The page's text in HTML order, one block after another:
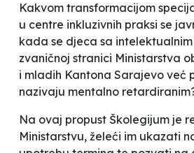
Kakvom transformacijom
u centre inkluzivnih praksi se
kada se djeca sa
zvaničnoj stranici Ministarstva
i mladih Kantona Sarajevo već
nazivaju mentalno
Na ovaj propust Školegijum je
Ministarstvu, želeći im ukazati